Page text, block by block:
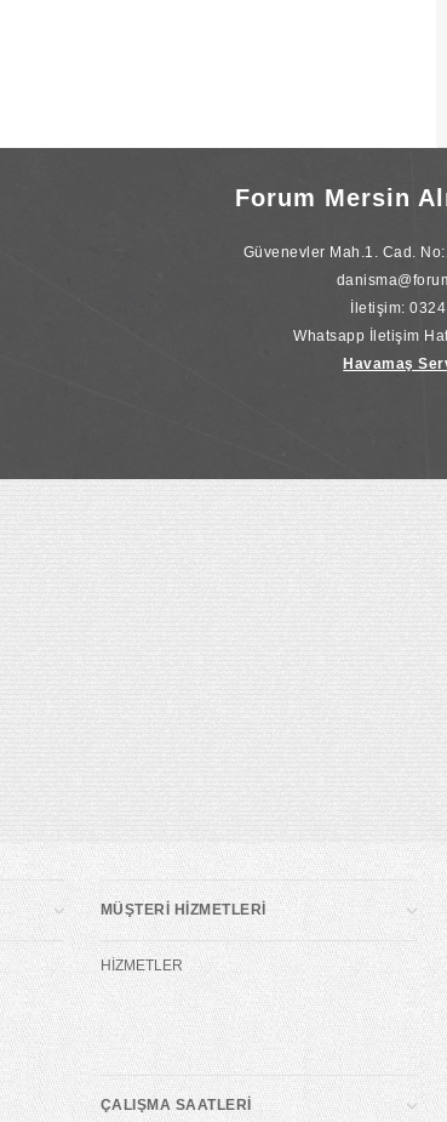
Forum Mersin
Güvenevler Mah.1. Cad.
İletişim:
Whatsapp İletişim
Havamaş
MÜŞTERİ HİZMETLERİ
HİZMETLER
ÇALIŞMA SAATLERİ